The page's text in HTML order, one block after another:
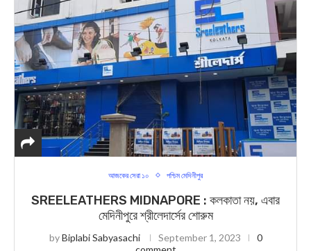
আজকের সেরা ১০ পশ্চিম মেদিনীপুর
SREELEATHERS MIDNAPORE : কলকাতা নয়, এবার
মেদিনীপুরে শ্রীলেদার্সের শোরুম
byBiplabi Sabyasachi September 1, 2023
0